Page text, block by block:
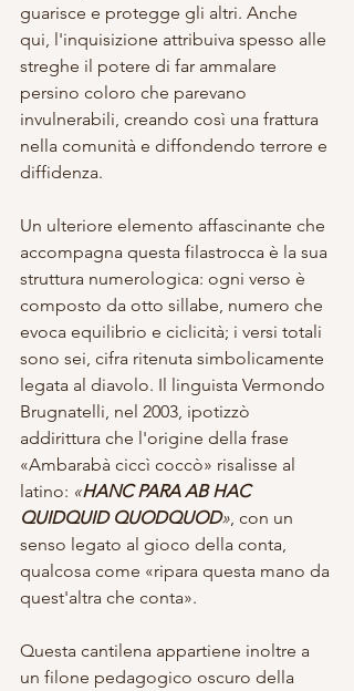
guarisce e protegge gli altri. Anche
qui, l'inquisizione attribuiva spesso alle
streghe il potere di far ammalare
persino coloro che parevano
invulnerabili, creando così una frattura
nella comunità e diffondendo terrore e
diffidenza.
Un ulteriore elemento affascinante che
accompagna questa filastrocca è la sua
struttura numerologica: ogni verso è
composto da otto sillabe, numero che
evoca equilibrio e ciclicità; i versi totali
sono sei, cifra ritenuta simbolicamente
legata al diavolo. Il linguista Vermondo
Brugnatelli, nel 2003, ipotizzò
addirittura che l'origine della frase
«Ambarabà ciccì coccò» risalisse al
latino: «HANC PARA AB HAC
QUIDQUID QUODQUOD» , con un
senso legato al gioco della conta,
qualcosa come «ripara questa mano da
quest'altra che conta».
Questa cantilena appartiene inoltre a
un filone pedagogico oscuro della